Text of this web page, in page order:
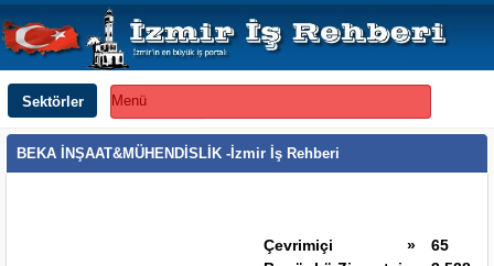
Sektörler Menü
BEKA İNŞAAT&MÜHENDİSLİK -İzmir İş Rehberi
Çevrimiçi »
65